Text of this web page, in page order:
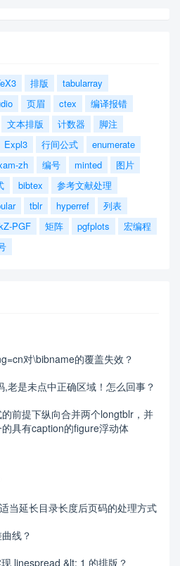
排版
tabularray
页眉 ctex
编译报错
文本排版 计数器
脚注
Expl3 行间公式
enumerate
zh 编号 minted
图片
bibtex
参考文献处理
tblr hyperref
列表
PGF 矩阵 pgfplots
宏编程
对\bibname的覆盖失效？
老是未点中正确区域！怎么回事？
前提下纵向合并两个longtblr，并
具有caption的figure浮动体
当延长目录长度后页码的处理方式
线？
linespread &lt; 1 的排版？